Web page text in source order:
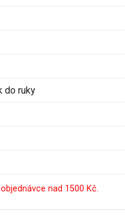
do ruky
nad 1500 Kč.